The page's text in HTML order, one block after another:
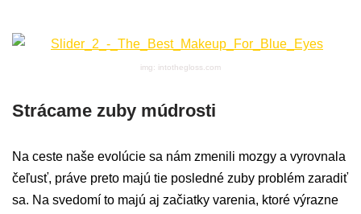
img: intothegloss.com
Strácame zuby múdrosti
Na ceste naše evolúcie sa nám zmenili mozgy a vyrovnala
čeľusť, práve preto majú tie posledné zuby problém zaradiť
sa. Na svedomí to majú aj začiatky varenia, ktoré výrazne